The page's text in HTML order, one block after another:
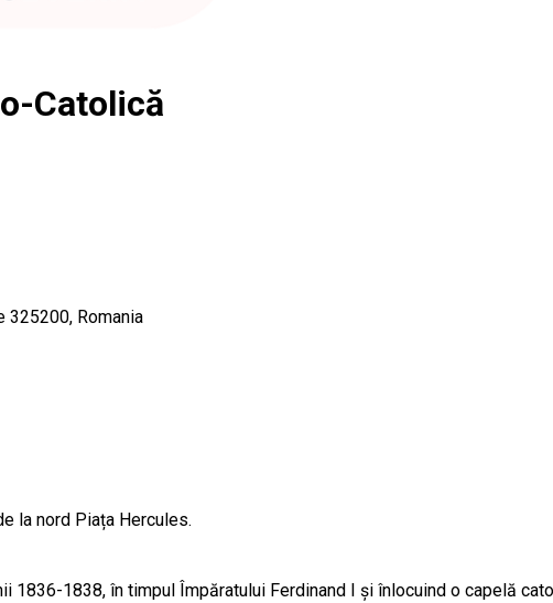
Catolică
325200, Romania
la nord Piața Hercules.
1836-1838, în timpul Împăratului Ferdinand I și înlocuind o capelă